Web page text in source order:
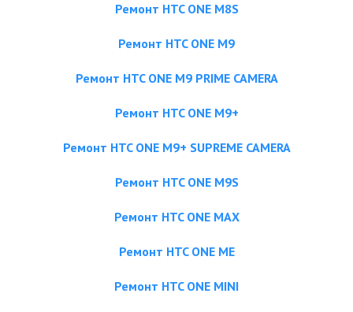
Ремонт HTC ONE M8S
Ремонт HTC ONE M9
Ремонт HTC ONE M9 PRIME CAMERA
Ремонт HTC ONE M9+
Ремонт HTC ONE M9+ SUPREME CAMERA
Ремонт HTC ONE M9S
Ремонт HTC ONE MAX
Ремонт HTC ONE ME
Ремонт HTC ONE MINI